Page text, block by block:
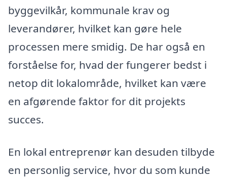
byggevilkår, kommunale krav og
leverandører, hvilket kan gøre hele
processen mere smidig. De har også en
forståelse for, hvad der fungerer bedst i
netop dit lokalområde, hvilket kan være
en afgørende faktor for dit projekts
succes.
En lokal entreprenør kan desuden tilbyde
en personlig service, hvor du som kunde